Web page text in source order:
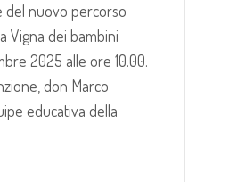
del nuovo percorso
Vigna dei bambini
2025 alle ore 10.00.
don Marco
educativa della